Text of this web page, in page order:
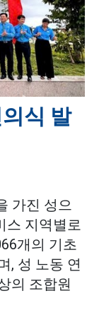
식 발
가진 성으
스 지역별로
개의 기초
, 성 노동 연
의 조합원